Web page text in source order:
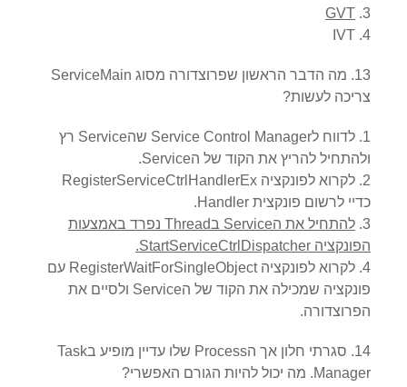
GVT
IVT
13. מה הדבר הראשון שפרוצדורה מסוג ServiceMain
צריכה לעשות?
לדווח לService Control Manager שהService רץ
ולהתחיל להריץ את הקוד של הService.
לקרוא לפונקציה RegisterServiceCtrlHandlerEx
כדיי לרשום פונקצית Handler.
להתחיל את הService בThread נפרד באמצעות
הפונקציה StartServiceCtrlDispatcher.
לקרוא לפונקציה RegisterWaitForSingleObject עם
פונקציה שמכילה את הקוד של הService ולסיים את
הפרוצדורה.
14. סגרתי חלון אך הProcess שלו עדיין מופיע בTask
Manager. מה יכול להיות הגורם האפשרי?